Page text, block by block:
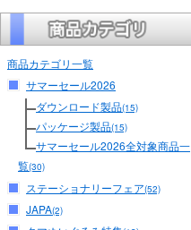
商品カテゴリ一覧
サマーセール2026
ダウンロード製品(15)
パッケージ製品(15)
サマーセール2026全対象商品一
覧(30)
ステーショナリーフェア(52)
JAPA(2)